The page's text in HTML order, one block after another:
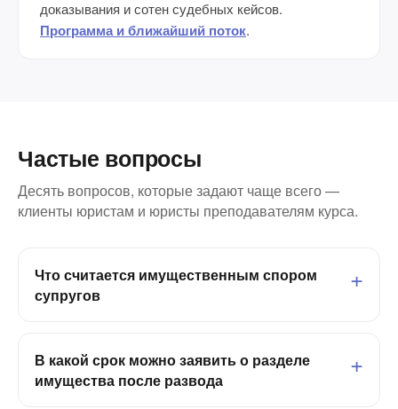
доказывания и сотен судебных кейсов.
Программа и ближайший поток.
Частые вопросы
Десять вопросов, которые задают чаще всего —
клиенты юристам и юристы преподавателям курса.
Что считается имущественным спором
супругов
В какой срок можно заявить о разделе
имущества после развода